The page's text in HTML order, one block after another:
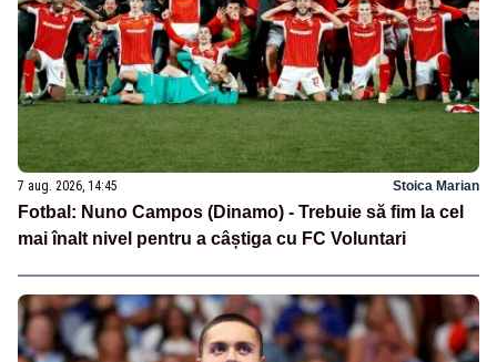
7 aug. 2026, 14:45 Stoica Marian
Fotbal: Nuno Campos (Dinamo) - Trebuie să fim la cel
mai înalt nivel pentru a câștiga cu FC Voluntari